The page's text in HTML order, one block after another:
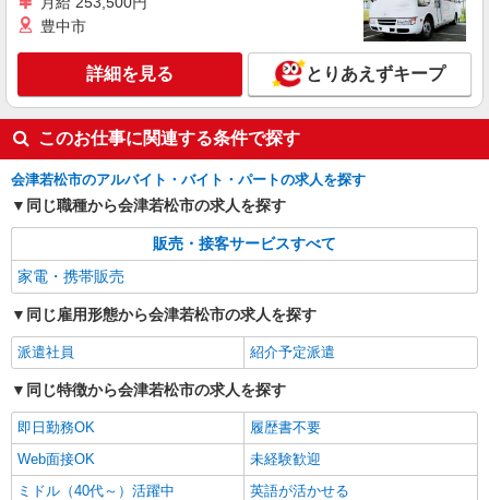
豊中市
詳細を見る とりあえずキープ
このお仕事に関連する条件で探す
会津若松市のアルバイト・バイト・パートの求人を探す
同じ職種から会津若松市の求人を探す
販売・接客サービスすべて
家電・携帯販売
同じ雇用形態から会津若松市の求人を探す
派遣社員 紹介予定派遣
同じ特徴から会津若松市の求人を探す
即日勤務OK
履歴書不要
Web面接OK
未経験歓迎
ミドル（40代～）活躍中
英語が活かせる